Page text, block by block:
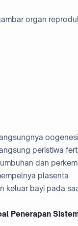
organ
peristiwa
dan
plasenta
keluar bayi pada
Penerapan